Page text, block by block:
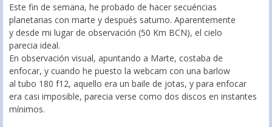
Este fin de semana, he probado de hacer secuéncias
planetarias con marte y después saturno. Aparentemente
y desde mi lugar de observación (50 Km BCN), el cielo
parecia ideal.
En observación visual, apuntando a Marte, costaba de
enfocar, y cuando he puesto la webcam con una barlow
al tubo 180 f12, aquello era un baile de jotas, y para enfocar
era casi imposible, parecia verse como dos discos en instantes
mínimos.